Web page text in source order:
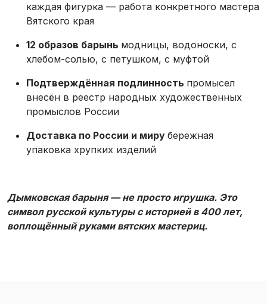
каждая фигурка — работа конкретного мастера
Вятского края
12 образов барынь модницы, водоноски, с
хлебом-солью, с петушком, с муфтой
Подтверждённая подлинность промысел
внесён в реестр народных художественных
промыслов России
Доставка по России и миру бережная
упаковка хрупких изделий
Дымковская барыня — не просто игрушка. Это
символ русской культуры с историей в 400 лет,
воплощённый руками вятских мастериц.